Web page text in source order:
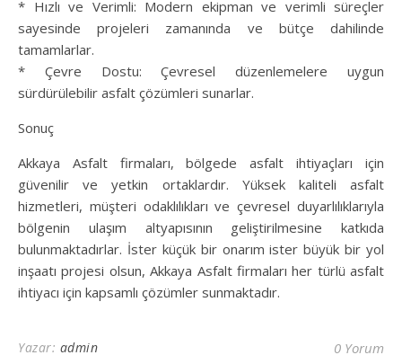
* Hızlı ve Verimli: Modern ekipman ve verimli süreçler
sayesinde projeleri zamanında ve bütçe dahilinde
tamamlarlar.
* Çevre Dostu: Çevresel düzenlemelere uygun
sürdürülebilir asfalt çözümleri sunarlar.
Sonuç
Akkaya Asfalt firmaları, bölgede asfalt ihtiyaçları için
güvenilir ve yetkin ortaklardır. Yüksek kaliteli asfalt
hizmetleri, müşteri odaklılıkları ve çevresel duyarlılıklarıyla
bölgenin ulaşım altyapısının geliştirilmesine katkıda
bulunmaktadırlar. İster küçük bir onarım ister büyük bir yol
inşaatı projesi olsun, Akkaya Asfalt firmaları her türlü asfalt
ihtiyacı için kapsamlı çözümler sunmaktadır.
Yazar: admin 0 Yorum